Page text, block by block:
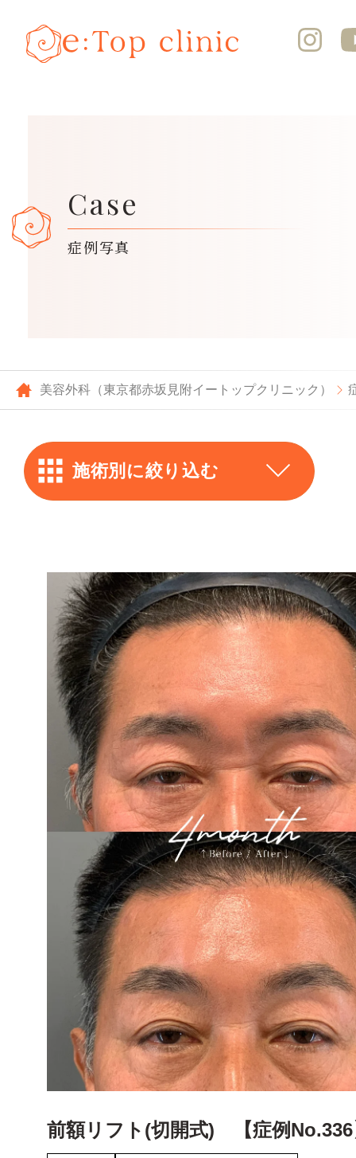
症例写真
Case
美容外科（東京都赤坂見附イートップクリニック）
施術別に絞り込む
ー 全切開
内視鏡前額リフト
切開式前額・こめかみリフト
眉下切開(眉下リフト)
脂肪切除
眉骨削り
眼瞼下垂
切らない眼瞼下垂
ぱちキワ®（上瞼たるみ取り）
ー 目頭切開
下まぶた
クマ取り(経結膜脱脂法)、ハムラ法
下眼瞼リフト
目尻切開
たれ目形成
輪郭・たるみ
糸リフト
顔脂肪吸引
バッカルファット切除
脂肪注入
鼻・口元
鼻
リップリフト(人中短縮)
ボディ
前額リフト(切開式) 【症例No.336